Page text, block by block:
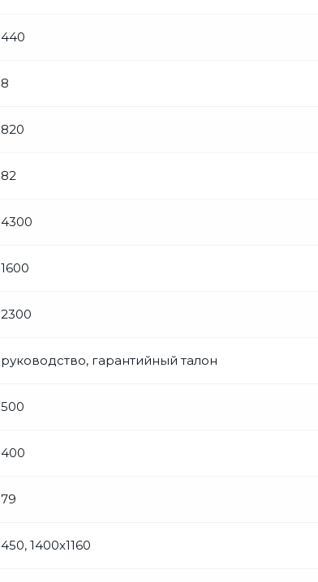
440
8
820
82
4300
1600
2300
руководство, гарантийный талон
500
400
79
450, 1400x1160